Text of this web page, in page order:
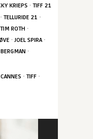
KRIEPS · TIFF 21
· TELLURIDE 21 ·
TIM ROTH ·
· JOEL SPIRA·
·
CANNES · TIFF ·